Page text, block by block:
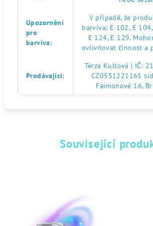
Upozornění
pro
barviva:
V případě, že
barviva: E 102, E
E 124, E 129.
ovlivňovat činnost a
Prodávající:
Terza Kultová | IČ:
CZ0551221165
Faimonové 16,
Související